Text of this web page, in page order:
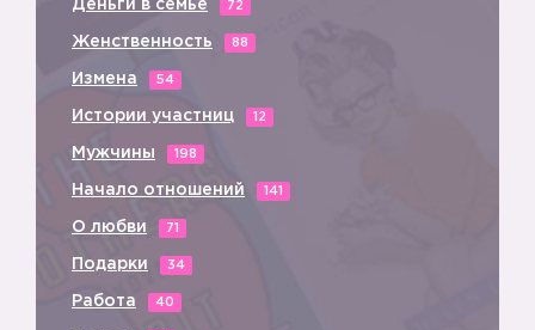
Деньги в семье 72
Женственность 88
Измена 54
Истории участниц 12
Мужчины 198
Начало отношений 141
О любви 71
Подарки 34
Работа 40